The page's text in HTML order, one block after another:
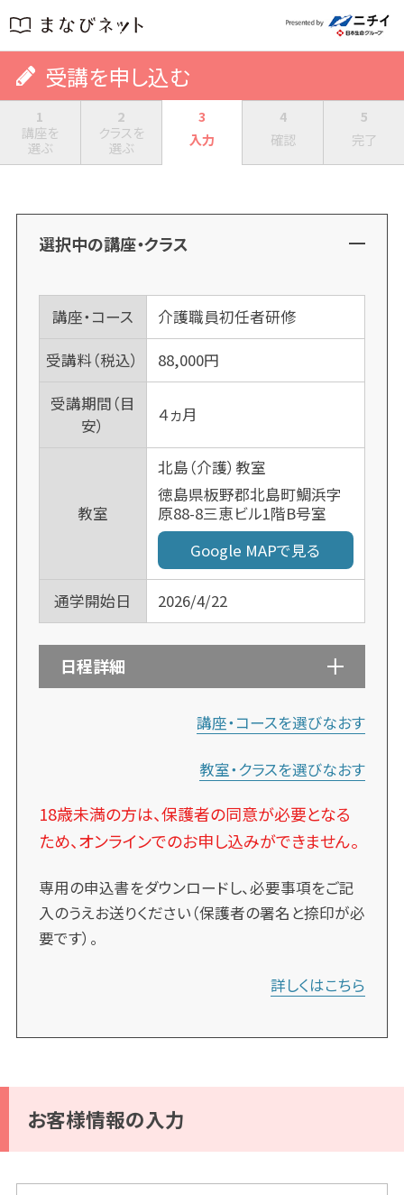
受講を申し込む
1
講座を
選ぶ
2
クラスを
選ぶ
3
入力
4
確認
5
完了
選択中の講座・クラス
講座・コース
介護職員初任者研修
受講料（税込）
88,000円
受講期間（目
安）
４ヵ月
教室
北島（介護）教室
徳島県板野郡北島町鯛浜字
原88-8三恵ビル1階B号室
Google MAPで見る
通学開始日 2026/4/22
日程詳細
講座・コースを選びなおす
教室・クラスを選びなおす
18歳未満の方は、保護者の同意が必要となる
ため、オンラインでのお申し込みができません。
専用の申込書をダウンロードし、必要事項をご記
入のうえお送りください（保護者の署名と捺印が必
要です）。
詳しくはこちら
お客様情報の入力